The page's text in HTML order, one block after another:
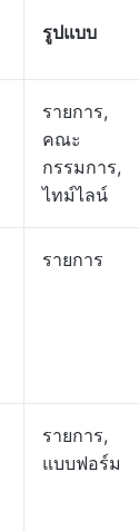
รูปแบบ
รายการ,
คณะ
กรรมการ,
ไทม์ไลน์
รายการ
รายการ,
แบบฟอร์ม